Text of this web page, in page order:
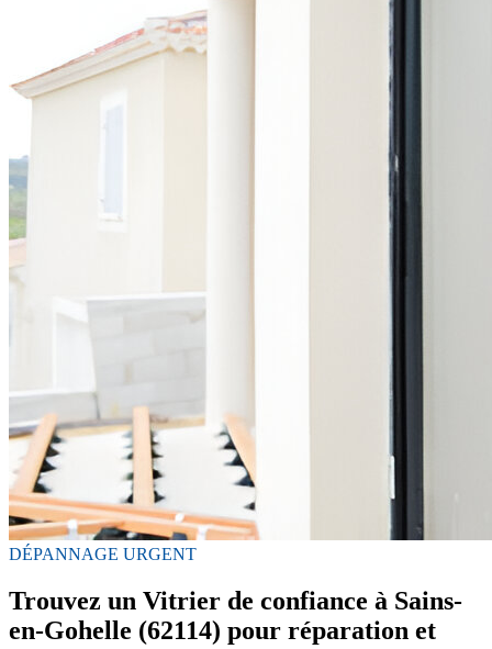
DÉPANNAGE URGENT
Trouvez un Vitrier de confiance à Sains-
en-Gohelle (62114) pour réparation et